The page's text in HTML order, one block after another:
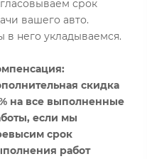
срок
вашего авто.
в него укладываемся.
скидка
на все выполненные
если мы
срок
работ